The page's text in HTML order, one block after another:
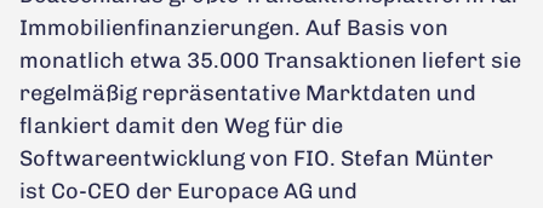
Immobilienfinanzierungen. Auf Basis von
monatlich etwa 35.000 Transaktionen liefert sie
regelmäßig repräsentative Marktdaten und
flankiert damit den Weg für die
Softwareentwicklung von FIO. Stefan Münter
ist Co-CEO der Europace AG und